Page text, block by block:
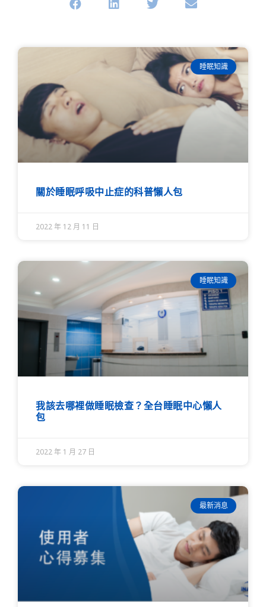
睡眠知識
關於睡眠呼吸中止症的科普懶人包
2022 年 12 月 11 日
睡眠知識
我該去哪裡做睡眠檢查？全台睡眠中心懶人
包
2022 年 1 月 27 日
最新消息